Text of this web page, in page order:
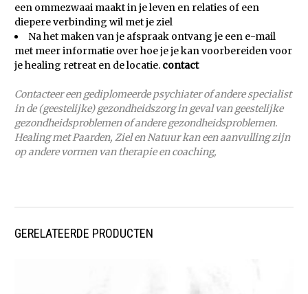
een ommezwaai maakt in je leven en relaties of een
diepere verbinding wil met je ziel
Na het maken van je afspraak ontvang je een e-mail
met meer informatie over hoe je je kan voorbereiden voor
je healing retreat en de locatie. contact
Contacteer een gediplomeerde psychiater of andere specialist
in de (geestelijke) gezondheidszorg in geval van geestelijke
gezondheidsproblemen of andere gezondheidsproblemen.
Healing met Paarden, Ziel en Natuur kan een aanvulling zijn
op andere vormen van therapie en coaching,
GERELATEERDE PRODUCTEN